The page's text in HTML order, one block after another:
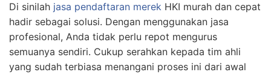
Di sinilah jasa pendaftaran merek HKI murah dan cepat
hadir sebagai solusi. Dengan menggunakan jasa
profesional, Anda tidak perlu repot mengurus
semuanya sendiri. Cukup serahkan kepada tim ahli
yang sudah terbiasa menangani proses ini dari awal